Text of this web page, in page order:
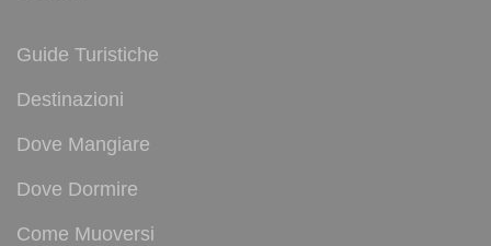
Guide Turistiche
Destinazioni
Dove Mangiare
Dove Dormire
Come Muoversi